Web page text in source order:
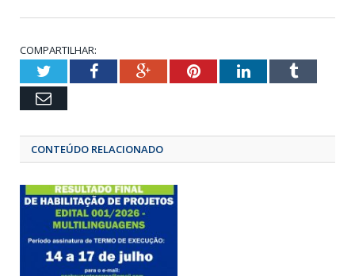
COMPARTILHAR:
TwitterFacebookGoogle+Pinterest
LinkedIn
Email
CONTEÚDO RELACIONADO